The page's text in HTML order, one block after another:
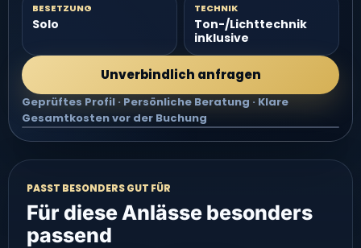
BESETZUNG
Solo
TECHNIK
Ton-/Lichttechnik
inklusive
Unverbindlich anfragen
Geprüftes Profil · Persönliche Beratung · Klare
Gesamtkosten vor der Buchung
PASST BESONDERS GUT FÜR
Für diese Anlässe besonders
passend